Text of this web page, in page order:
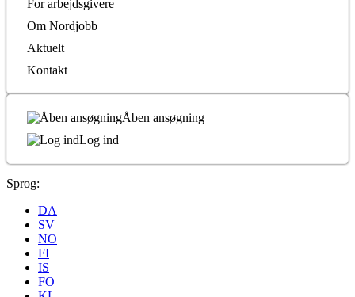
For arbejdsgivere
Om Nordjobb
Aktuelt
Kontakt
Åben ansøgning
Log ind
Sprog:
DA
SV
NO
FI
IS
FO